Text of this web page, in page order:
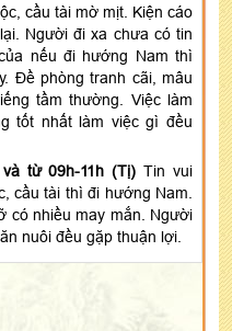
cầu tài mờ mịt. Kiện cáo
Người đi xa chưa có tin
nếu đi hướng Nam thì
Đề phòng tranh cãi, mâu
tầm thường. Việc làm
tốt nhất làm việc gì đều
từ 09h-11h (Tị) Tin vui
cầu tài thì đi hướng Nam.
có nhiều may mắn. Người
nuôi đều gặp thuận lợi.